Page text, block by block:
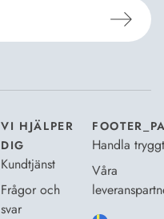
VI HJÄLPER
DIG
Kundtjänst
Frågor och
svar
Handla tryggt
Våra